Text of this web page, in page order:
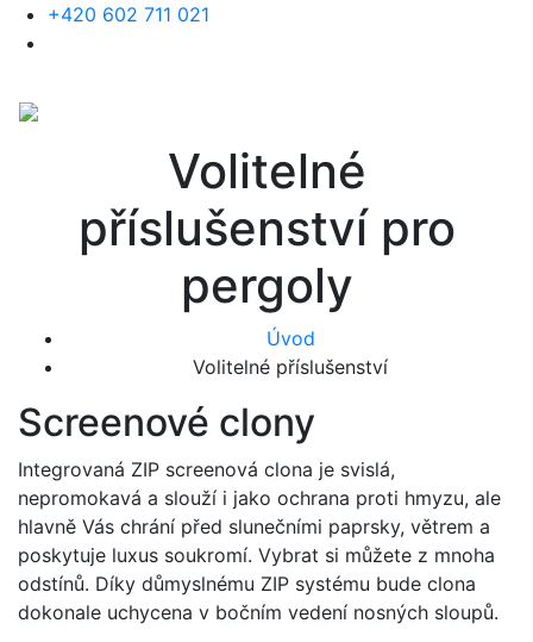
+420 602 711 021
Volitelné
příslušenství pro
pergoly
Úvod
Volitelné příslušenství
Screenové clony
Integrovaná ZIP screenová clona je svislá,
nepromokavá a slouží i jako ochrana proti hmyzu, ale
hlavně Vás chrání před slunečními paprsky, větrem a
poskytuje luxus soukromí. Vybrat si můžete z mnoha
odstínů. Díky důmyslnému ZIP systému bude clona
dokonale uchycena v bočním vedení nosných sloupů.